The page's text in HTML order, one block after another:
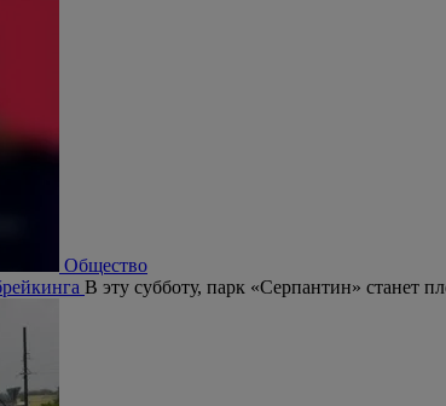
Общество
В эту субботу, парк «Серпантин» станет